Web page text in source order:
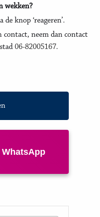
wekken?
knop ‘reageren’.
contact, neem dan contact
06-82005167.